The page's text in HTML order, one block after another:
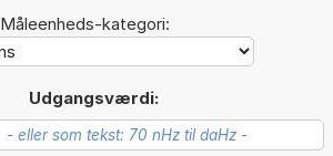
Måleenheds-kategori:
Udgangsværdi: